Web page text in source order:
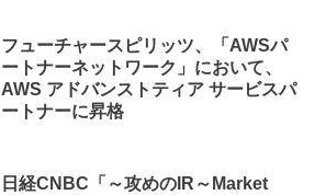
フューチャースピリッツ、「AWSパ
ートナーネットワーク」において、
AWS アドバンストティア サービスパ
ートナーに昇格
日経CNBC「～攻めのIR～Market